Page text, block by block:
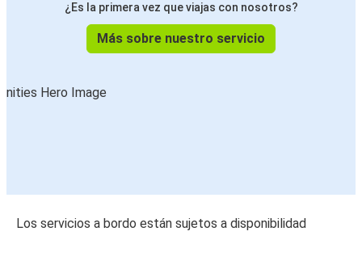
¿Es la primera vez que viajas con nosotros?
Más sobre nuestro servicio
Los servicios a bordo están sujetos a disponibilidad